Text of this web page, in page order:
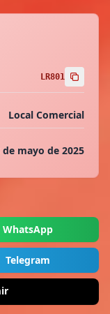
LR801
Local Comercial
de mayo de 2025
WhatsApp
Telegram